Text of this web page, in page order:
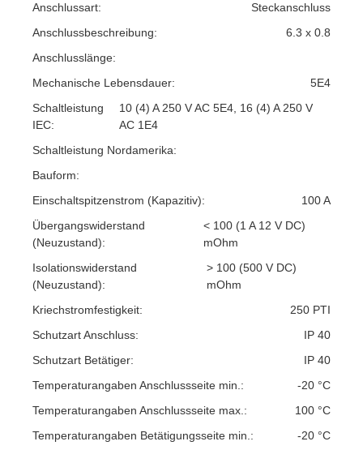
Anschlussart:
Steckanschluss
Anschlussbeschreibung:
6.3 x 0.8
Anschlusslänge:
Mechanische Lebensdauer:
5E4
Schaltleistung
IEC:
10 (4) A 250 V AC 5E4, 16 (4) A 250 V
AC 1E4
Schaltleistung Nordamerika:
Bauform:
Einschaltspitzenstrom (Kapazitiv):
100 A
Übergangswiderstand
(Neuzustand):
< 100 (1 A 12 V DC)
mOhm
Isolationswiderstand
(Neuzustand):
> 100 (500 V DC)
mOhm
Kriechstromfestigkeit:
250 PTI
Schutzart Anschluss:
IP 40
Schutzart Betätiger:
IP 40
Temperaturangaben Anschlussseite min.:
-20 °C
Temperaturangaben Anschlussseite max.:
100 °C
Temperaturangaben Betätigungsseite min.:
-20 °C